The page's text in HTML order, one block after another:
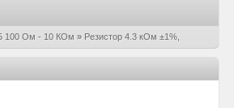
100 Ом - 10 КОм » Резистор 4.3 кОм ±1%,